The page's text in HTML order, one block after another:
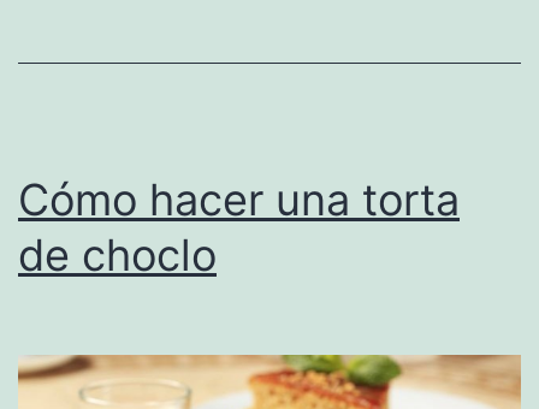
Cómo hacer una torta
de choclo